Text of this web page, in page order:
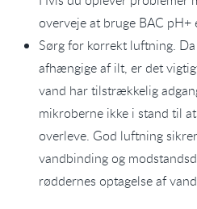
overveje at bruge BAC pH+
Sørg for korrekt luftning.
afhængige af ilt, er det
vand har tilstrækkelig
mikroberne ikke i stand til
overleve. God luftning
vandbinding og
røddernes optagelse af